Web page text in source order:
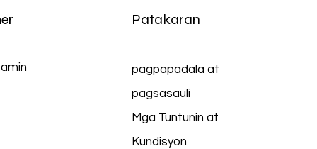
Patakaran
pagpapadala at
pagsasauli
Mga Tuntunin at
Kundisyon